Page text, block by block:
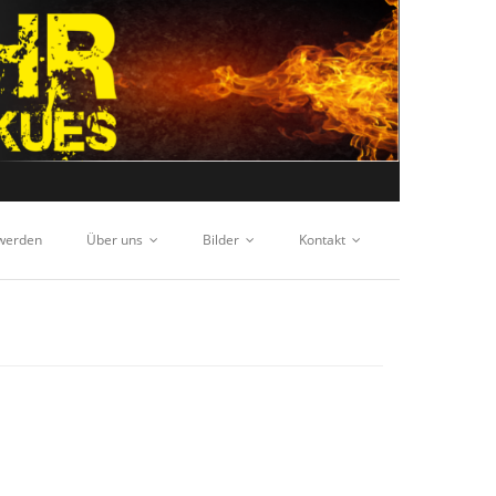
Über uns Bilder Kontakt